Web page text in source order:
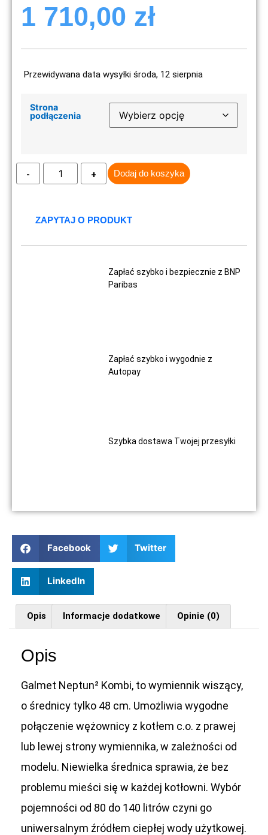
Facebook Twitter
LinkedIn
1 710,00 zł
Przewidywana data wysyłki środa, 12 sierpnia
Strona
podłączenia
Dodaj do koszyka
ZAPYTAJ O PRODUKT
Zapłać szybko i bezpiecznie z BNP
Paribas
Zapłać szybko i wygodnie z
Autopay
Szybka dostawa Twojej przesyłki
Opis Informacje dodatkowe Opinie (0)
Opis
Galmet Neptun² Kombi, to wymiennik wiszący,
o średnicy tylko 48 cm. Umożliwia wygodne
połączenie wężownicy z kotłem c.o. z prawej
lub lewej strony wymiennika, w zależności od
modelu. Niewielka średnica sprawia, że bez
problemu mieści się w każdej kotłowni. Wybór
pojemności od 80 do 140 litrów czyni go
uniwersalnym źródłem ciepłej wody użytkowej.